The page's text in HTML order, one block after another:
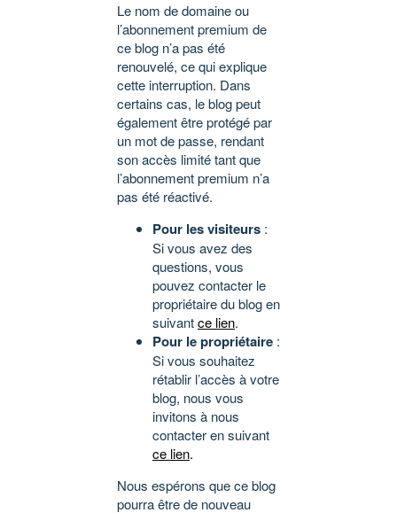
Le nom de domaine ou
l’abonnement premium de
ce blog n’a pas été
renouvelé, ce qui explique
cette interruption. Dans
certains cas, le blog peut
également être protégé par
un mot de passe, rendant
son accès limité tant que
l’abonnement premium n’a
pas été réactivé.
Pour les visiteurs :
Si vous avez des
questions, vous
pouvez contacter le
propriétaire du blog en
suivantce lien.
Pour le propriétaire :
Si vous souhaitez
rétablir l’accès à votre
blog, nous vous
invitons à nous
contacter en suivant
ce lien.
Nous espérons que ce blog
pourra être de nouveau